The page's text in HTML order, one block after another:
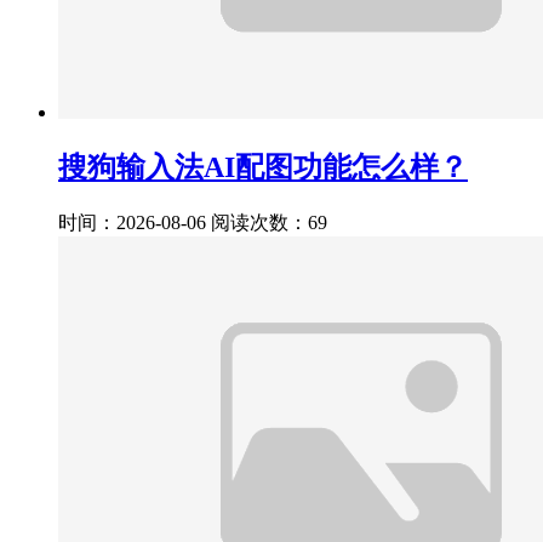
搜狗输入法AI配图功能怎么样？
时间：2026-08-06 阅读次数：69